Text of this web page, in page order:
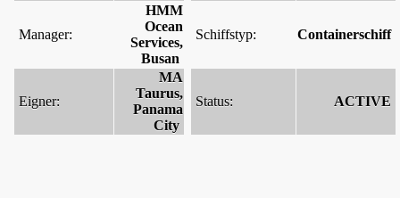
Manager:
HMM
Ocean
Services,
Busan
Schiffstyp: Containerschiff
Eigner:
MA
Taurus,
Panama
City
Status: ACTIVE